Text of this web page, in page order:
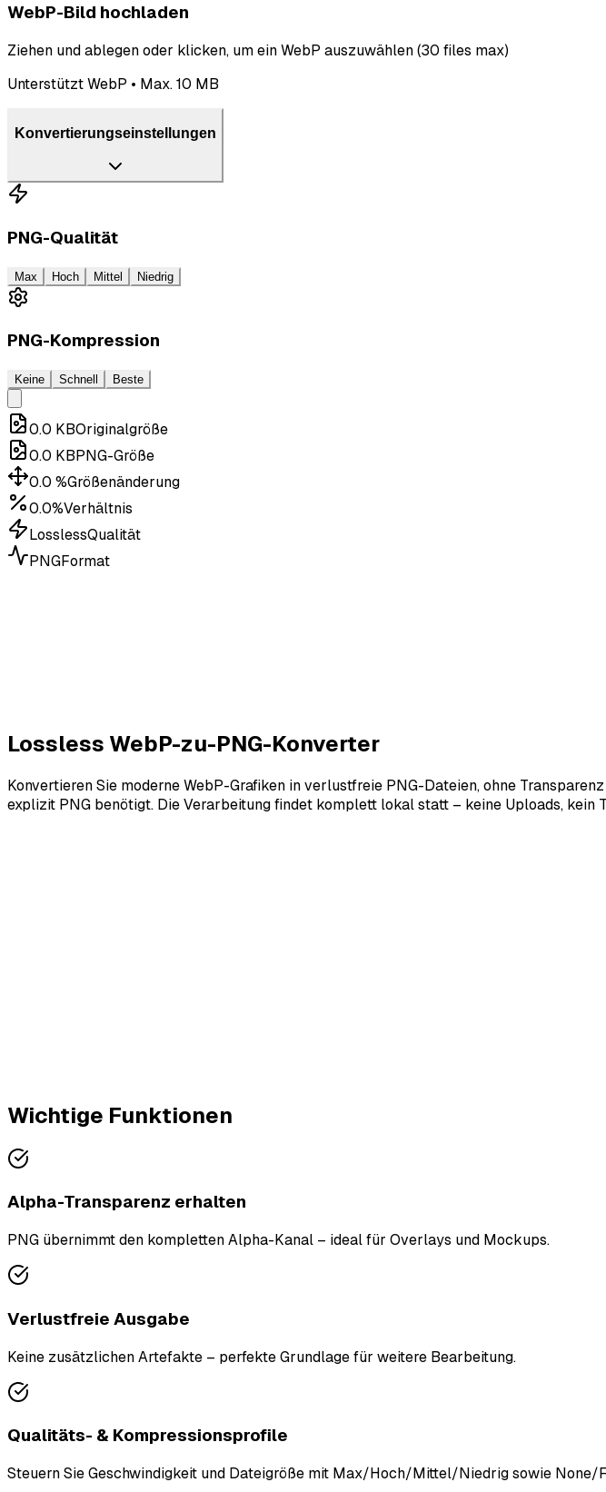
WebP-Bild hochladen
Ziehen und ablegen oder klicken, um ein WebP auszuwählen (30 files max)
Unterstützt WebP • Max. 10 MB
Konvertierungseinstellungen
PNG-Qualität
Max Hoch Mittel Niedrig
PNG-Kompression
Keine Schnell Beste
0.0 KBOriginalgröße
0.0 KBPNG-Größe
0.0 %Größenänderung
0.0%Verhältnis
LosslessQualität
PNGFormat
Lossless WebP-zu-PNG-Konverter
Konvertieren Sie moderne WebP-Grafiken in verlustfreie PNG-Dateien, ohne
explizit PNG benötigt. Die Verarbeitung findet komplett lokal statt – keine Uploads, kein
Wichtige Funktionen
Alpha-Transparenz erhalten
PNG übernimmt den kompletten Alpha-Kanal – ideal für Overlays und Mockups.
Verlustfreie Ausgabe
Keine zusätzlichen Artefakte – perfekte Grundlage für weitere Bearbeitung.
Qualitäts- & Kompressionsprofile
Steuern Sie Geschwindigkeit und Dateigröße mit Max/Hoch/Mittel/Niedrig sowie None/